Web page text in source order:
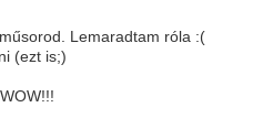
Lemaradtam róla :(
(ezt is;)